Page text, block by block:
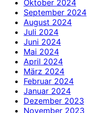
Oktober 2024
September 2024
August 2024
Juli 2024
Juni 2024
Mai 2024
April 2024
März 2024
Februar 2024
Januar 2024
Dezember 2023
November 2023